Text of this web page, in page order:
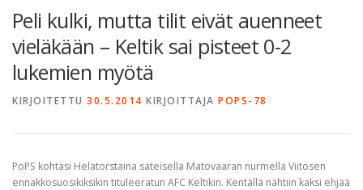
FUTSAL JUNIORIT
Peli kulki, mutta tilit eivät auenneet
vieläkään – Keltik sai pisteet 0-2
lukemien myötä
KIRJOITETTU 30.5.2014 KIRJOITTAJA POPS-78
PoPS kohtasi Helatorstaina sateisella Matovaaran nurmella Viitosen
ennakkosuosikiksikin tituleeratun AFC Keltikin. Kentällä nähtiin kaksi ehjää